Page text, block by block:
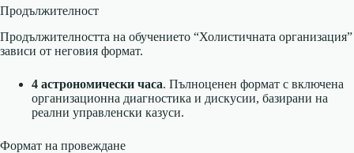
Продължителност
Продължителността на обучението “Холистичната организация”
зависи от неговия формат.
4 астрономически часа. Пълноценен формат с включена
организационна диагностика и дискусии, базирани на
реални управленски казуси.
Формат на провеждане